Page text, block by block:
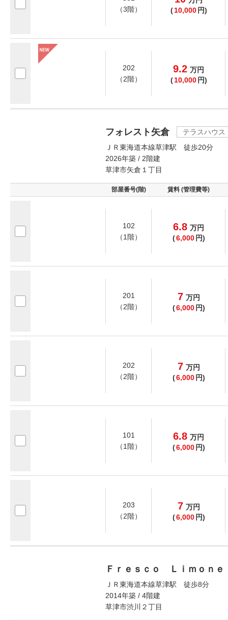
（3階）
( 10,000 円)
202
（2階）
9.2 万円
( 10,000 円)
フォレスト矢倉
テラスハウス
ＪＲ東海道本線草津駅 徒歩20分
2026年築 / 2階建
草津市矢倉１丁目
部屋番号(階) 賃料 (管理費等)
102
（1階）
6.8 万円
(6,000 円)
201
（2階）
7 万円
(6,000 円)
202
（2階）
7 万円
(6,000 円)
101
（1階）
6.8 万円
(6,000 円)
203
（2階）
7 万円
(6,000 円)
Ｆｒｅｓｃｏ Ｌｉｍｏｎｅ
ＪＲ東海道本線草津駅 徒歩8分
2014年築 / 4階建
草津市渋川２丁目